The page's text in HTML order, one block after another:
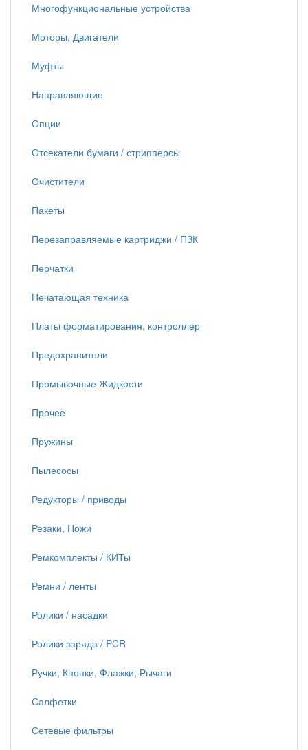
Многофункциональные устройства
Моторы, Двигатели
Муфты
Направляющие
Опции
Отсекатели бумаги / стрипперсы
Очистители
Пакеты
Перезаправляемые картриджи / ПЗК
Перчатки
Печатающая техника
Платы форматирования, контроллер
Предохранители
Промывочные Жидкости
Прочее
Пружины
Пылесосы
Редукторы / приводы
Резаки, Ножи
Ремкомплекты / КИТы
Ремни / ленты
Ролики / насадки
Ролики заряда / PCR
Ручки, Кнопки, Флажки, Рычаги
Салфетки
Сетевые фильтры